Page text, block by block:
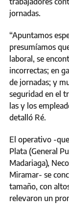
jornadas.
“Apuntamos
presumíamos
laboral, se
incorrectas; en
de jornadas; y
seguridad en el
las y los
detalló Ré.
El operativo -
Plata (General
Madariaga),
Miramar- se
tamaño, con
relevaron un